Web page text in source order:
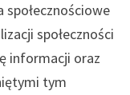
społeczności
informacji oraz
tym